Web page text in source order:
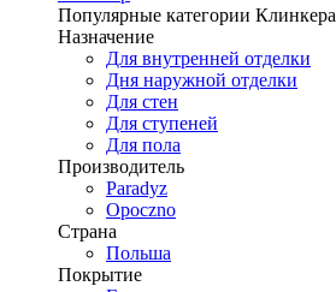
Популярные категории Клинкера
Назначение
Для внутренней отделки
Дня наружной отделки
Для стен
Для ступеней
Для пола
Производитель
Paradyz
Opoczno
Страна
Польша
Покрытие